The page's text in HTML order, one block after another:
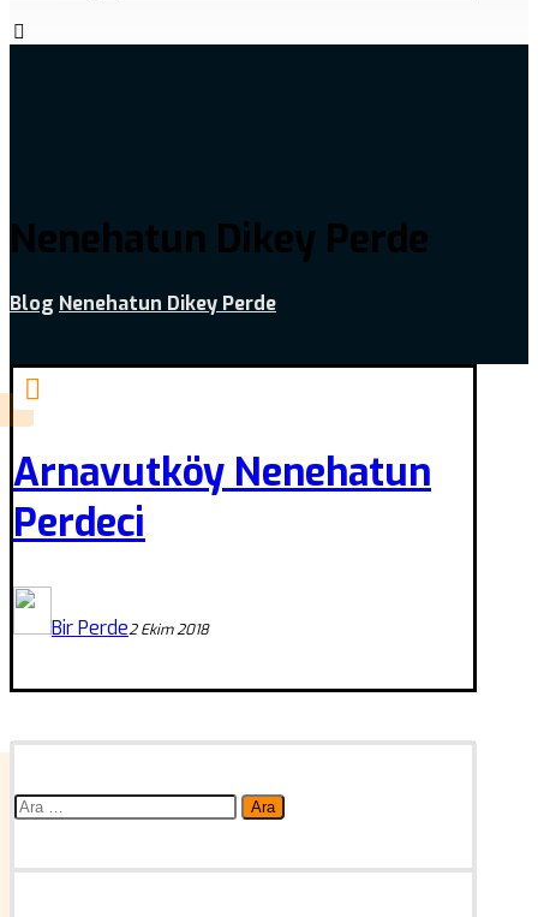
Nenehatun Dikey Perde
Blog Nenehatun Dikey Perde
Arnavutköy Nenehatun
Perdeci
Bir Perde2 Ekim 2018
Arama: